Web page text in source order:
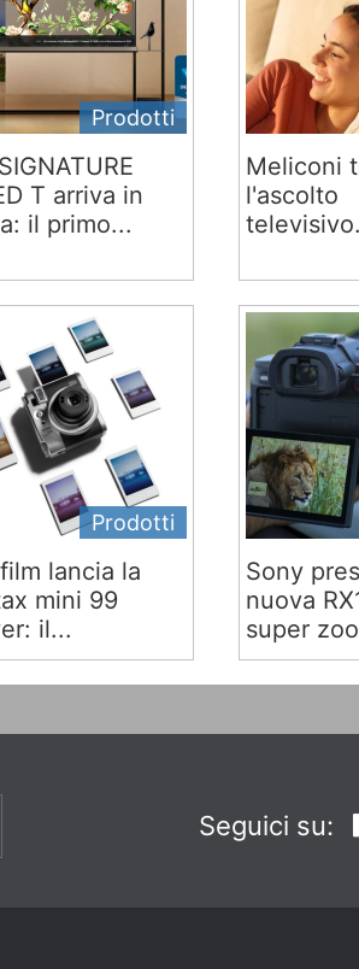
Prodotti
T arriva in
il primo...
Meliconi
l'ascolto
Prodotti
lancia la
mini 99
il...
Sony
nuova
super
Seguici su: